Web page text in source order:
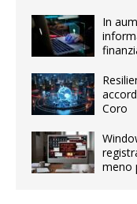
In
Coro
meno